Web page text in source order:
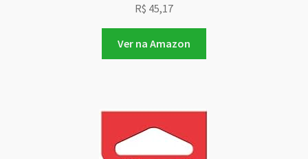
R$ 45,17
Ver na Amazon